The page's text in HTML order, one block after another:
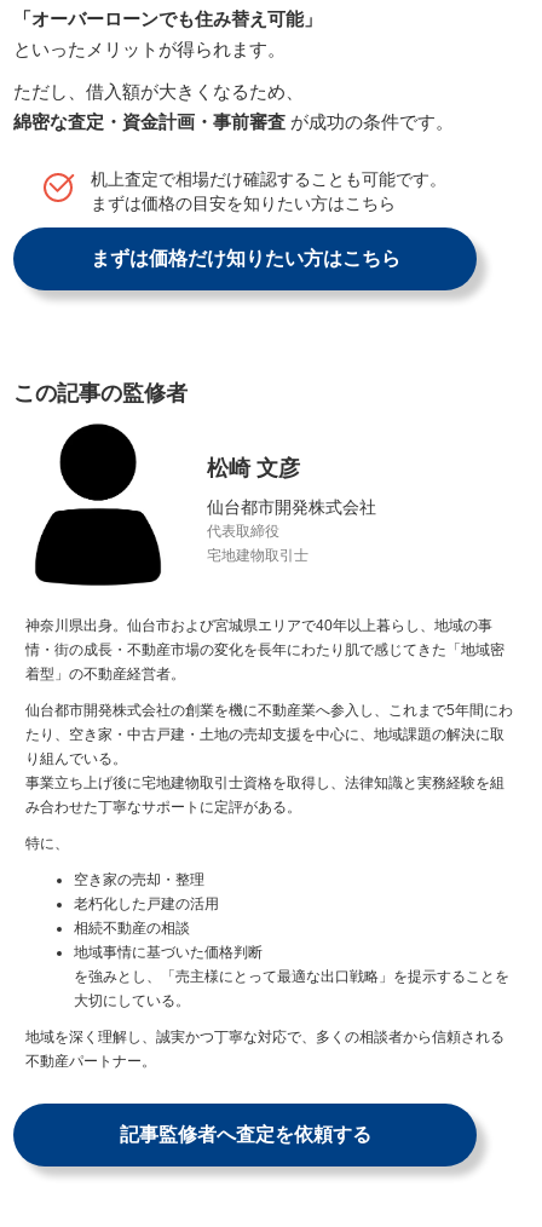
「オーバーローンでも住み替え可能」
といったメリットが得られます。
ただし、借入額が大きくなるため、
綿密な査定・資金計画・事前審査 が成功の条件です。
机上査定で相場だけ確認することも可能です。
まずは価格の目安を知りたい方はこちら
まずは価格だけ知りたい方はこちら
この記事の監修者
松崎 文彦
仙台都市開発株式会社
代表取締役
宅地建物取引士
神奈川県出身。仙台市および宮城県エリアで40年以上暮らし、地域の事
情・街の成長・不動産市場の変化を長年にわたり肌で感じてきた「地域密
着型」の不動産経営者。
仙台都市開発株式会社の創業を機に不動産業へ参入し、これまで5年間にわ
たり、空き家・中古戸建・土地の売却支援を中心に、地域課題の解決に取
り組んでいる。
事業立ち上げ後に宅地建物取引士資格を取得し、法律知識と実務経験を組
み合わせた丁寧なサポートに定評がある。
特に、
空き家の売却・整理
老朽化した戸建の活用
相続不動産の相談
地域事情に基づいた価格判断
を強みとし、「売主様にとって最適な出口戦略」を提示することを
大切にしている。
地域を深く理解し、誠実かつ丁寧な対応で、多くの相談者から信頼される
不動産パートナー。
記事監修者へ査定を依頼する